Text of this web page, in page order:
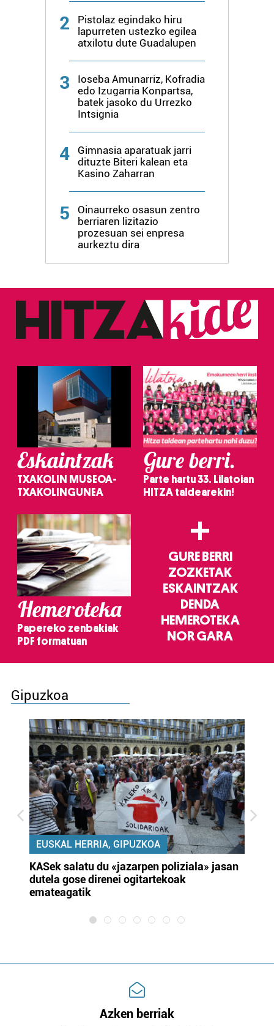
2
Pistolaz egindako hiru
lapurreten ustezko egilea
atxilotu dute Guadalupen
3
Ioseba Amunarriz, Kofradia
edo Izugarria Konpartsa,
batek jasoko du Urrezko
Intsignia
4
Gimnasia aparatuak jarri
dituzte Biteri kalean eta
Kasino Zaharran
5
Oinaurreko osasun zentro
berriaren lizitazio
prozesuan sei enpresa
aurkeztu dira
Eskaintzak
TXAKOLIN MUSEOA-
TXAKOLINGUNEA
Gure berri.
Parte hartu 33. Lilatoian
HITZA taldearekin!
Hemeroteka
Papereko zenbakiak
PDF formatuan
+
GURE BERRI
ZOZKETAK
ESKAINTZAK
DENDA
HEMEROTEKA
NOR GARA
Gipuzkoa
EUSKAL HERRIA, GIPUZKOA
KASek salatu du «jazarpen poliziala» jasan
dutela gose direnei ogitartekoak
emateagatik
Azken berriak